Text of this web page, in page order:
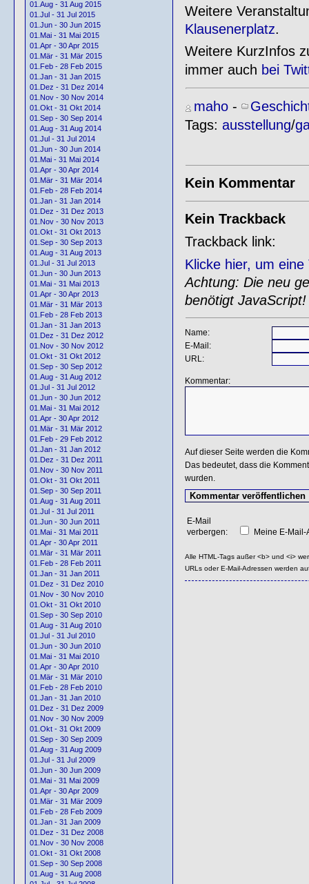
01.Aug - 31 Aug 2015
01.Jul - 31 Jul 2015
01.Jun - 30 Jun 2015
01.Mai - 31 Mai 2015
01.Apr - 30 Apr 2015
01.Mär - 31 Mär 2015
01.Feb - 28 Feb 2015
01.Jan - 31 Jan 2015
01.Dez - 31 Dez 2014
01.Nov - 30 Nov 2014
01.Okt - 31 Okt 2014
01.Sep - 30 Sep 2014
01.Aug - 31 Aug 2014
01.Jul - 31 Jul 2014
01.Jun - 30 Jun 2014
01.Mai - 31 Mai 2014
01.Apr - 30 Apr 2014
01.Mär - 31 Mär 2014
01.Feb - 28 Feb 2014
01.Jan - 31 Jan 2014
01.Dez - 31 Dez 2013
01.Nov - 30 Nov 2013
01.Okt - 31 Okt 2013
01.Sep - 30 Sep 2013
01.Aug - 31 Aug 2013
01.Jul - 31 Jul 2013
01.Jun - 30 Jun 2013
01.Mai - 31 Mai 2013
01.Apr - 30 Apr 2013
01.Mär - 31 Mär 2013
01.Feb - 28 Feb 2013
01.Jan - 31 Jan 2013
01.Dez - 31 Dez 2012
01.Nov - 30 Nov 2012
01.Okt - 31 Okt 2012
01.Sep - 30 Sep 2012
01.Aug - 31 Aug 2012
01.Jul - 31 Jul 2012
01.Jun - 30 Jun 2012
01.Mai - 31 Mai 2012
01.Apr - 30 Apr 2012
01.Mär - 31 Mär 2012
01.Feb - 29 Feb 2012
01.Jan - 31 Jan 2012
01.Dez - 31 Dez 2011
01.Nov - 30 Nov 2011
01.Okt - 31 Okt 2011
01.Sep - 30 Sep 2011
01.Aug - 31 Aug 2011
01.Jul - 31 Jul 2011
01.Jun - 30 Jun 2011
01.Mai - 31 Mai 2011
01.Apr - 30 Apr 2011
01.Mär - 31 Mär 2011
01.Feb - 28 Feb 2011
01.Jan - 31 Jan 2011
01.Dez - 31 Dez 2010
01.Nov - 30 Nov 2010
01.Okt - 31 Okt 2010
01.Sep - 30 Sep 2010
01.Aug - 31 Aug 2010
01.Jul - 31 Jul 2010
01.Jun - 30 Jun 2010
01.Mai - 31 Mai 2010
01.Apr - 30 Apr 2010
01.Mär - 31 Mär 2010
01.Feb - 28 Feb 2010
01.Jan - 31 Jan 2010
01.Dez - 31 Dez 2009
01.Nov - 30 Nov 2009
01.Okt - 31 Okt 2009
01.Sep - 30 Sep 2009
01.Aug - 31 Aug 2009
01.Jul - 31 Jul 2009
01.Jun - 30 Jun 2009
01.Mai - 31 Mai 2009
01.Apr - 30 Apr 2009
01.Mär - 31 Mär 2009
01.Feb - 28 Feb 2009
01.Jan - 31 Jan 2009
01.Dez - 31 Dez 2008
01.Nov - 30 Nov 2008
01.Okt - 31 Okt 2008
01.Sep - 30 Sep 2008
01.Aug - 31 Aug 2008
Weitere
Klausenerplatz.
Weitere KurzInfos
immer auch bei
maho-
Tags: ausstellung/
Kein Kommentar
Kein Trackback
Trackback link:
Klicke hier, um
Achtung: Die neu
benötigt JavaScript!
Name:
E-Mail:
URL:
Kommentar:
Auf dieser Seite werden die
Das bedeutet, dass die
wurden.
E-Mail
verbergen:
Meine E-
Alle HTML-Tags außer <b> und <i>
URLs oder E-Mail-Adressen werden